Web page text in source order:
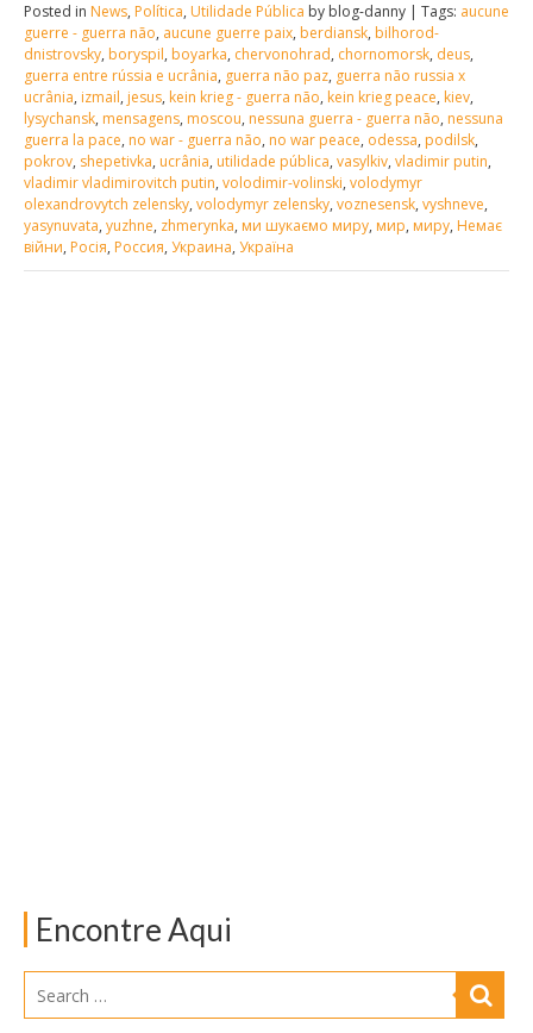
Encontre Aqui
Posted in News, Política, Utilidade Pública by blog-danny | Tags: aucune
guerre - guerra não, aucune guerre paix, berdiansk, bilhorod-
dnistrovsky, boryspil, boyarka, chervonohrad, chornomorsk, deus,
guerra entre rússia e ucrânia, guerra não paz, guerra não russia x
ucrânia, izmail, jesus, kein krieg - guerra não, kein krieg peace, kiev,
lysychansk, mensagens, moscou, nessuna guerra - guerra não, nessuna
guerra la pace, no war - guerra não, no war peace, odessa, podilsk,
pokrov, shepetivka, ucrânia, utilidade pública, vasylkiv, vladimir putin,
vladimir vladimirovitch putin, volodimir-volinski, volodymyr
olexandrovytch zelensky, volodymyr zelensky, voznesensk, vyshneve,
yasynuvata, yuzhne, zhmerynka, ми шукаємо миру, мир, миру, Немає
війни, Росія, Россия, Украина, Україна